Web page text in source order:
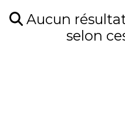
Aucun
selon